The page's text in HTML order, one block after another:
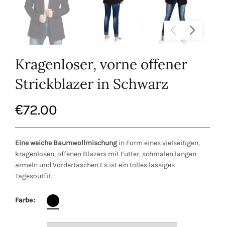
Kragenloser, vorne offener
Strickblazer in Schwarz
€72.00
Eine weiche Baumwollmischung in Form eines vielseitigen,
kragenlosen, offenen Blazers mit Futter, schmalen langen
armeln und Vordertaschen.Es ist ein tolles lassiges
Tagesoutfit.
Farbe